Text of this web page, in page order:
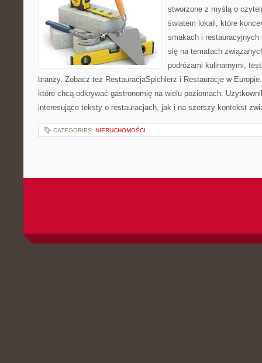
stworzone z myślą o
światem lokali, które
smakach i
się na tematach
podróżami kulinarnymi,
branży. Zobacz też RestauracjaSpichlerz i Restauracje w
które chcą odkrywać gastronomię na wielu poziomach.
interesujące teksty o restauracjach, jak i na szerszy kontekst
CATEGORIES: NIERUCHOMOŚCI